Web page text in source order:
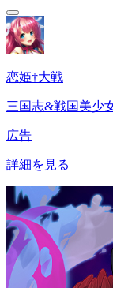
恋姫†大戦
三国志&戦国美少
広告
詳細を見る